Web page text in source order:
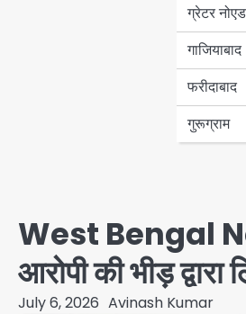
ग्रेटर
गाजियाबाद
फरीदाबाद
गुरूग्राम
West Bengal
आरोपी की भीड़
July 6, 2026 Avinash Kumar